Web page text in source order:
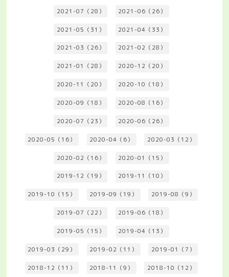
2021-07（28） 2021-06（26）
2021-05（31） 2021-04（33）
2021-03（26） 2021-02（28）
2021-01（28） 2020-12（20）
2020-11（20） 2020-10（18）
2020-09（18） 2020-08（16）
2020-07（23） 2020-06（26）
2020-05（16） 2020-04（6） 2020-03（12）
2020-02（16） 2020-01（15）
2019-12（19） 2019-11（10）
2019-10（15） 2019-09（19） 2019-08（9）
2019-07（22） 2019-06（18）
2019-05（15） 2019-04（13）
2019-03（29） 2019-02（11） 2019-01（7）
2018-12（11） 2018-11（9） 2018-10（12）